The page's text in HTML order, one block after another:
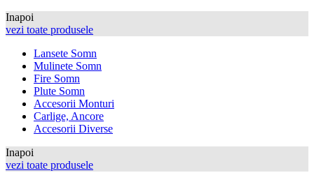
Inapoi
vezi toate produsele
Lansete Somn
Mulinete Somn
Fire Somn
Plute Somn
Accesorii Monturi
Carlige, Ancore
Accesorii Diverse
Inapoi
vezi toate produsele